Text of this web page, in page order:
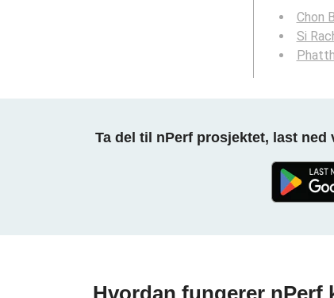
Chon
Si
Ta del til nPerf prosjektet, last ned
Hvordan fungerer nPerf